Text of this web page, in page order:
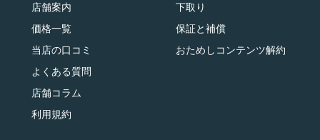
店舗案内
価格一覧
当店の口コミ
よくある質問
店舗コラム
利用規約
下取り
保証と補償
おためしコンテンツ解約